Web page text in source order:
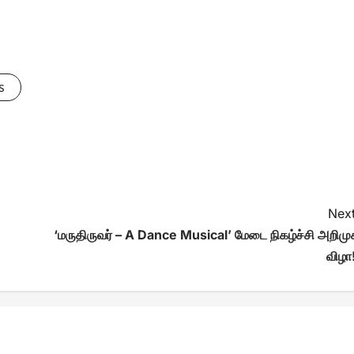
‘மருதிருவர் – A Dance Musical’ மேடை நிகழ்ச்சி